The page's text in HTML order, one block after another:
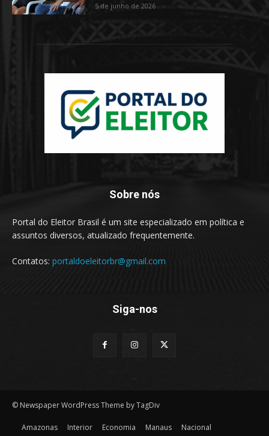
5 de junho de 2026
Sobre nós
Portal do Eleitor Brasil é um site especializado em política e
assuntos diversos, atualizado frequentemente.
Contatos: portaldoeleitorbr@gmail.com
Siga-nos
© Newspaper WordPress Theme by TagDiv
Amazonas Interior Economia Manaus
Nacional